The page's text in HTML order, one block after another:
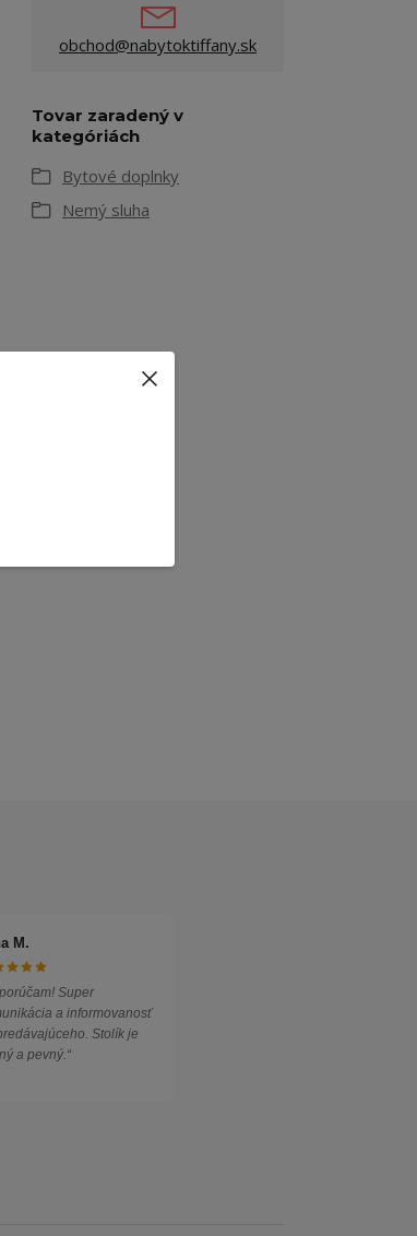
obchod@nabytoktiffany.sk
Tovar zaradený v
kategóriách
Bytové doplnky
Nemý sluha
M.
Super
a informovanosť
Stolík je
a pevný.“